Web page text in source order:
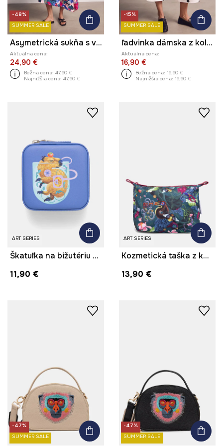
-48%
SUMMER SALE
Asymetrická sukňa s viskózou z kolekcie Kit Mizeres x Medicine
Aktuálna cena:
24,90 €
Bežná cena: 47,90 €
Najnižšia cena: 47,90 €
-15%
SUMMER SALE
ľadvinka dámska z kolekcie Kit Mizeres x Medicine
Aktuálna cena:
16,90 €
Bežná cena: 19,90 €
Najnižšia cena: 19,90 €
ART SERIES
Škatuľka na bižutériu z kolekcie Kit Mizeres x Medicine
11,90 €
ART SERIES
Kozmetická taška z kolekcie Kit Mizeres x Medicine
13,90 €
-47%
SUMMER SALE
-47%
SUMMER SALE